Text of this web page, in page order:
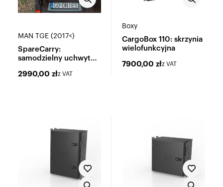
MAN TGE (2017<)
SpareCarry:
samodzielny uchwyt
2990,00 złz VAT
Boxy
CargoBox 110: skrzynia
wielofunkcyjna
7900,00 złz VAT